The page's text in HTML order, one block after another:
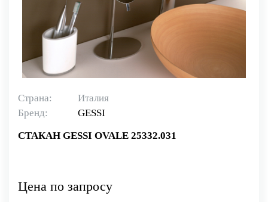
Страна:
Италия
Бренд:
GESSI
СТАКАН GESSI OVALE 25332.031
Цена по запросу